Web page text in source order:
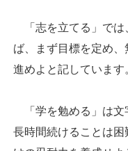
「志を立てる」では
ば、まず目標を定め
進めよと記しています
「学を勉める」は文
長時間続けることは